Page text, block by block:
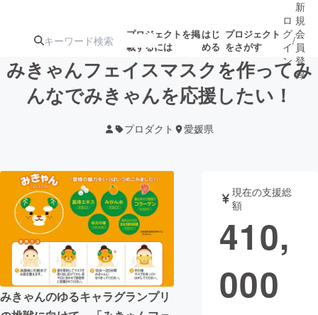
プロジェクトを掲
載するには
はじ
める
プロジェクト
をさがす
注目の新着プロ
ジェクト
募集終了が近いプ
ロジェクト
アート・写真 音楽
テクノロジー・ガジェット ゲーム・サ
映像・映画
ビジネス・起業
ロ
グ
イ
ン
/
新
規
会
員
登
録
みきゃんフェイスマスクを作ってみ
んなでみきゃんを応援したい！
プロダクト 愛媛県
みきゃんのゆるキャラグランプリ
現在の支援総
額
410,
000